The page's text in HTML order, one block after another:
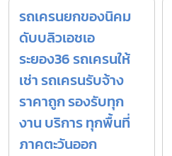
รถเครนยกของนิคม
ดับบลิวเอชเอ
ระยอง36 รถเครนให้
เช่า รถเครนรับจ้าง
ราคาถูก รองรับทุก
งาน บริการ ทุกพื้นที่
ภาคตะวันออก